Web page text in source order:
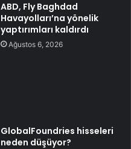
ABD, Fly Baghdad
Havayolları’na yönelik
yaptırımları kaldırdı
Ağustos 6, 2026
GlobalFoundries hisseleri
neden düşüyor?